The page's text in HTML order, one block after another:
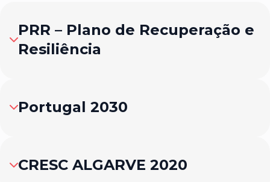
PRR – Plano de Recuperação e
Resiliência
Portugal 2030
CRESC ALGARVE 2020